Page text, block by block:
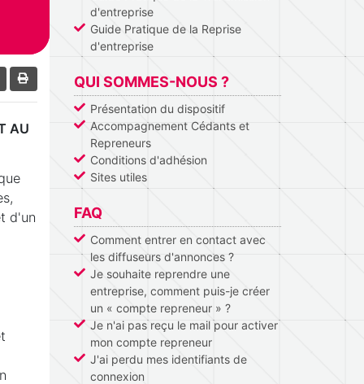
AU
d'un
d'entreprise
Guide Pratique de la Reprise
d'entreprise
QUI SOMMES-NOUS ?
Présentation du dispositif
Accompagnement Cédants et
Repreneurs
Conditions d'adhésion
Sites utiles
FAQ
Comment entrer en contact avec
les diffuseurs d'annonces ?
Je souhaite reprendre une
entreprise, comment puis-je créer
un « compte repreneur » ?
Je n'ai pas reçu le mail pour activer
mon compte repreneur
J'ai perdu mes identifiants de
connexion